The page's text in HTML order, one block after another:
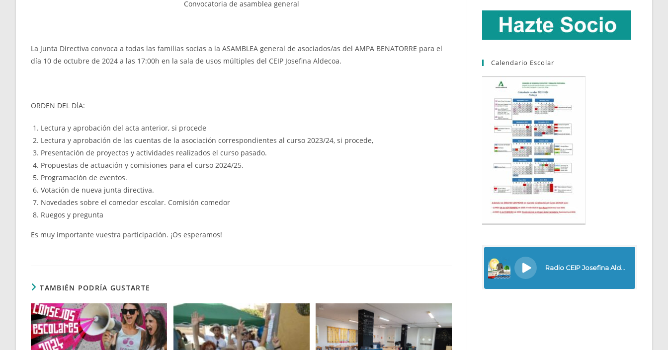
Convocatoria de asamblea general
La Junta Directiva convoca a todas las familias socias a la ASAMBLEA general de asociados/as del AMPA BENATORRE para el
día 10 de octubre de 2024 a las 17:00h en la sala de usos múltiples del CEIP Josefina Aldecoa.
ORDEN DEL DÍA:
Lectura y aprobación del acta anterior, si procede
Lectura y aprobación de las cuentas de la asociación correspondientes al curso 2023/24, si procede,
Presentación de proyectos y actividades realizados el curso pasado.
Propuestas de actuación y comisiones para el curso 2024/25.
Programación de eventos.
Votación de nueva junta directiva.
Novedades sobre el comedor escolar. Comisión comedor
Ruegos y pregunta
Es muy importante vuestra participación. ¡Os esperamos!
TAMBIÉN PODRÍA GUSTARTE
Calendario Escolar